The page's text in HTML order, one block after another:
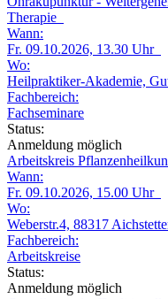
Therapie
Wann:
Fr. 09.10.2026, 13.30 Uhr
Wo:
Heilpraktiker-Akademie,
Fachbereich:
Fachseminare
Status:
Anmeldung möglich
Arbeitskreis
Wann:
Fr. 09.10.2026, 15.00 Uhr
Wo:
Weberstr.4, 88317
Fachbereich:
Arbeitskreise
Status:
Anmeldung möglich